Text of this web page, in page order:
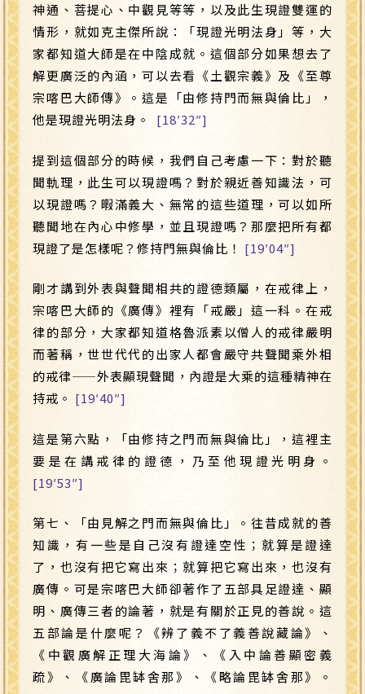
神通、菩提心、中觀見等等，以及此生現證雙運的
情形，就如克主傑所說：「現證光明法身」等，大
家都知道大師是在中陰成就。這個部分如果想去了
解更廣泛的內涵，可以去看《土觀宗義》及《至尊
宗喀巴大師傳》。這是「由修持門而無與倫比」，
他是現證光明法身。 [18′32″]
提到這個部分的時候，我們自己考慮一下：對於聽
聞軌理，此生可以現證嗎？對於親近善知識法，可
以現證嗎？暇滿義大、無常的這些道理，可以如所
聽聞地在內心中修學，並且現證嗎？那麼把所有都
現證了是怎樣呢？修持門無與倫比！ [19′04″]
剛才講到外表與聲聞相共的證德類屬，在戒律上，
宗喀巴大師的《廣傳》裡有「戒嚴」這一科。在戒
律的部分，大家都知道格魯派素以僧人的戒律嚴明
而著稱，世世代代的出家人都會嚴守共聲聞乘外相
的戒律——外表顯現聲聞，內證是大乘的這種精神在
持戒。 [19′40″]
這是第六點，「由修持之門而無與倫比」，這裡主
要是在講戒律的證德，乃至他現證光明身。
[19′53″]
第七、「由見解之門而無與倫比」。往昔成就的善
知識，有一些是自己沒有證達空性；就算是證達
了，也沒有把它寫出來；就算把它寫出來，也沒有
廣傳。可是宗喀巴大師卻著作了五部具足證達、顯
明、廣傳三者的論著，就是有關於正見的善說。這
五部論是什麼呢？《辨了義不了義善說藏論》、
《中觀廣解正理大海論》、《入中論善顯密義
疏》、《廣論毘缽舍那》、《略論毘缽舍那》。